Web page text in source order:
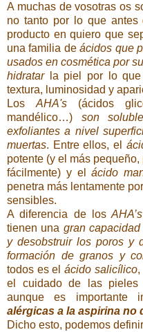
A muchas de vosotras os
no tanto por lo que antes
producto en quiero que
una familia deácidos que
usados en cosmética por
hidratar
la piel por lo que
textura, luminosidad y
LosAHA's (ácidos
mandélico…) son
exfoliantes a nivel
muertas. Entre ellos, el
potente (y el más
fácilmente) y el
ácido
penetra más lentamente
sensibles.
A diferencia de los AHA’s
tienen una gran
y desobstruir los poros y
formación de granos y
todos es el ácido salicílico,
el cuidado de las pieles
aunque es importante
alérgicas a la aspirina no
Dicho esto, podemos